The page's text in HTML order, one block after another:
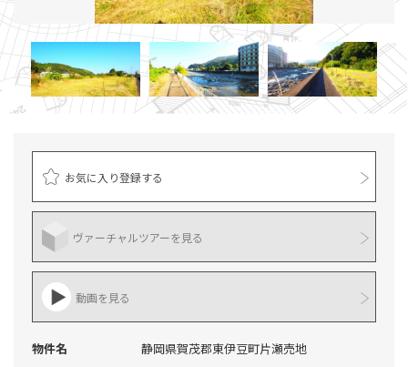
お気に入り登録する
ヴァーチャルツアーを見る
動画を見る
物件名 静岡県賀茂郡東伊豆町片瀬売地